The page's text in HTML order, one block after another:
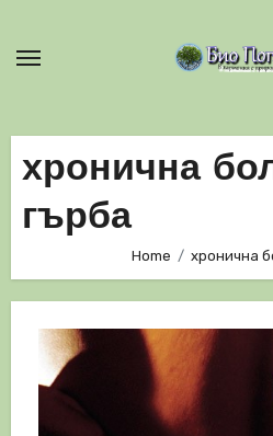
хронична
гърба
Home хронична